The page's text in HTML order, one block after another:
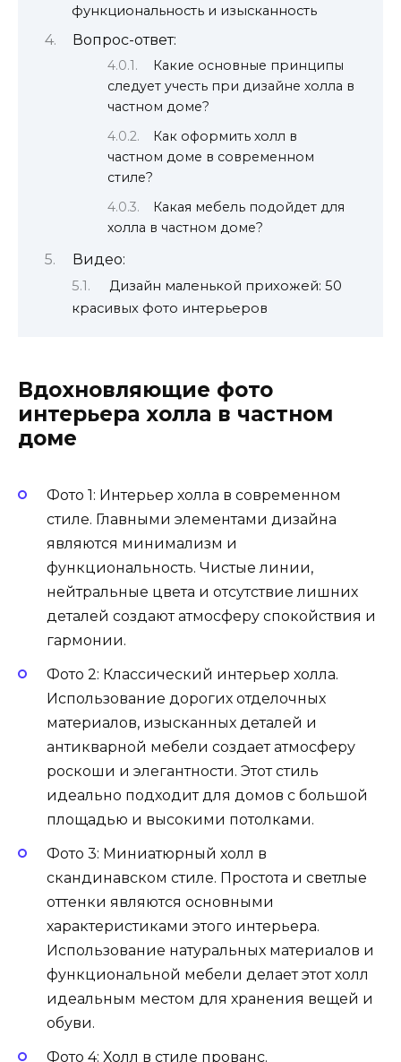
функциональность и изысканность
Вопрос-ответ:
Какие основные принципы
следует учесть при дизайне холла в
частном доме?
Как оформить холл в
частном доме в современном
стиле?
Какая мебель подойдет для
холла в частном доме?
Видео:
Дизайн маленькой прихожей: 50
красивых фото интерьеров
Вдохновляющие фото
интерьера холла в частном
доме
Фото 1: Интерьер холла в современном
стиле. Главными элементами дизайна
являются минимализм и
функциональность. Чистые линии,
нейтральные цвета и отсутствие лишних
деталей создают атмосферу спокойствия и
гармонии.
Фото 2: Классический интерьер холла.
Использование дорогих отделочных
материалов, изысканных деталей и
антикварной мебели создает атмосферу
роскоши и элегантности. Этот стиль
идеально подходит для домов с большой
площадью и высокими потолками.
Фото 3: Миниатюрный холл в
скандинавском стиле. Простота и светлые
оттенки являются основными
характеристиками этого интерьера.
Использование натуральных материалов и
функциональной мебели делает этот холл
идеальным местом для хранения вещей и
обуви.
Фото 4: Холл в стиле прованс.